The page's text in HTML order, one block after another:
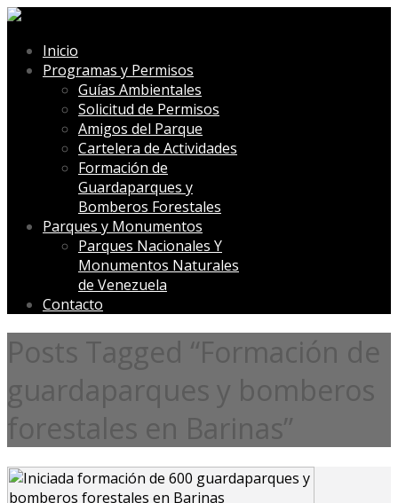
Inicio
Programas y Permisos
Guías Ambientales
Solicitud de Permisos
Amigos del Parque
Cartelera de Actividades
Formación de
Guardaparques y
Bomberos Forestales
Parques y Monumentos
Parques Nacionales Y
Monumentos Naturales
de Venezuela
Contacto
Posts Tagged “Formación de
guardaparques y bomberos
forestales en Barinas”